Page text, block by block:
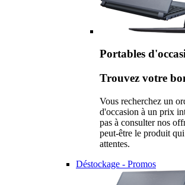
Portables
Trouvez votre
Vous recherchez un
d'occasion à un prix
pas à consulter nos
peut-être le produit
attentes.
Déstockage - Promos